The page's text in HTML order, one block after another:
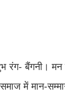
बैंगनी। मन के
में मान-